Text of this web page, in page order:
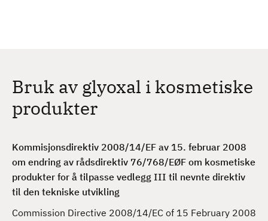
Bruk av glyoxal i kosmetiske
produkter
Kommisjonsdirektiv 2008/14/EF av 15. februar 2008
om endring av rådsdirektiv 76/768/EØF om kosmetiske
produkter for å tilpasse vedlegg III til nevnte direktiv
til den tekniske utvikling
Commission Directive 2008/14/EC of 15 February 2008